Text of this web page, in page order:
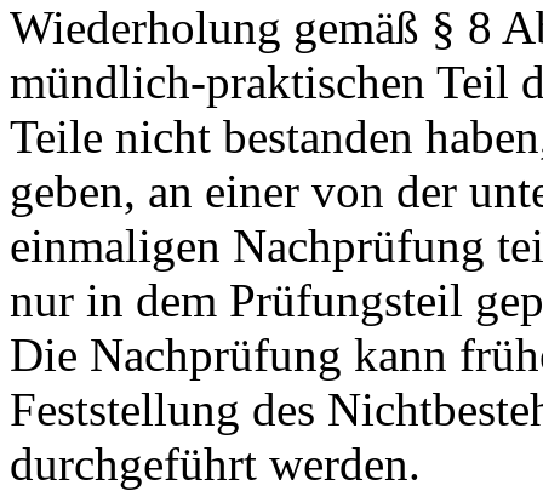
Wiederholung gemäß § 8
mündlich-praktischen Teil
Teile nicht bestanden
geben, an einer von der
einmaligen Nachprüfung
nur in dem Prüfungsteil
Die Nachprüfung kann
Feststellung des
durchgeführt werden.